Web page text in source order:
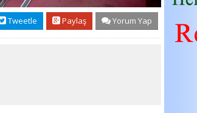
Tweetle Paylaş Yorum Yap